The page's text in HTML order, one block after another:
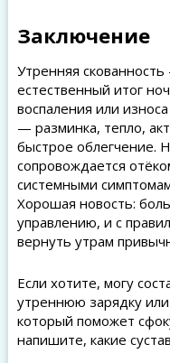
Заключение
Утренняя
естественный итог
воспаления или
— разминка, тепло,
быстрое облегчение.
сопровождается
системными
Хорошая новость:
управлению, и с
вернуть утрам
Если хотите, могу
утреннюю зарядку или
который поможет
напишите, какие